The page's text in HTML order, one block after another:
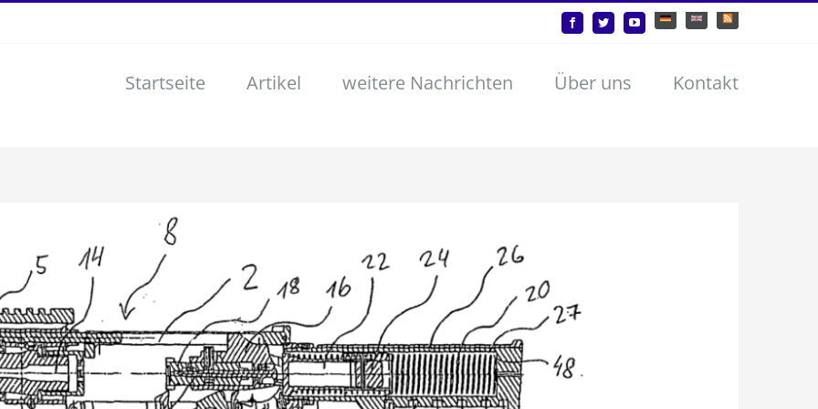
FacebookTwitterYouTubeDeutschEnglish Benutzerdefiniert
Startseite Artikel weitere Nachrichten Über uns Kontakt